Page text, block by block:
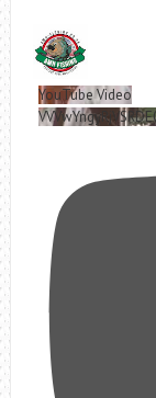
YouTube Video